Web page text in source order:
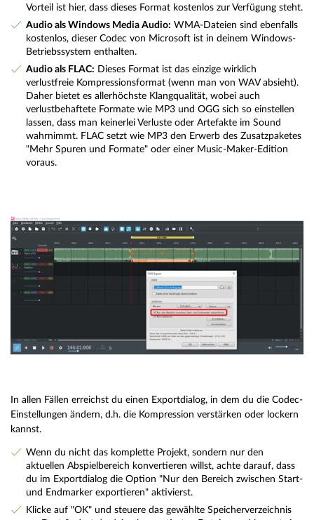
Vorteil ist hier, dass dieses Format kostenlos zur Verfügung steht.
Audio als Windows Media Audio: WMA-Dateien sind ebenfalls
kostenlos, dieser Codec von Microsoft ist in deinem Windows-
Betriebssystem enthalten.
Audio als FLAC: Dieses Format ist das einzige wirklich
verlustfreie Kompressionsformat (wenn man von WAV absieht).
Daher bietet es allerhöchste Klangqualität, wobei auch
verlustbehaftete Formate wie MP3 und OGG sich so einstellen
lassen, dass man keinerlei Verluste oder Artefakte im Sound
wahrnimmt. FLAC setzt wie MP3 den Erwerb des Zusatzpaketes
"Mehr Spuren und Formate" oder einer Music-Maker-Edition
voraus.
In allen Fällen erreichst du einen Exportdialog, in dem du die Codec-
Einstellungen ändern, d.h. die Kompression verstärken oder lockern
kannst.
Wenn du nicht das komplette Projekt, sondern nur den
aktuellen Abspielbereich konvertieren willst, achte darauf, dass
du im Exportdialog die Option "Nur den Bereich zwischen Start-
und Endmarker exportieren" aktivierst.
Klicke auf "OK" und steuere das gewählte Speicherverzeichnis